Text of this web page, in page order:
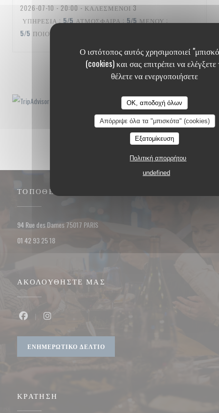
Ο ιστότοπος αυτός χρησιμοποιεί
(cookies) και σας επιτρέπει να ελέγξετε
θέλετε να ενεργοποιήσετε
OK, αποδοχή όλων
Απόρριψε όλα τα "μπισκότα" (cookies)
Εξατομίκευση
Πολιτική απορρήτου
undefined
2026-07-10- 20:00 - ΚΑΛΕΣΜΈΝΟΙ 3
ΥΠΗΡΕΣΊΑ: 5/5 ΑΤΜΌΣΦΑΙΡΑ: 5/5 ΜΕΝΟΎ:
5/5 ΠΟΙΌΤΗΤΑ / ΤΙΜΉ
1 2 3
ΤΟΠΟΘΕΣΊΑ
94 Rue des Dames 75017 PARIS((ανοίγει σε νέο παράθυρο))
01 42 93 25 18
ΑΚΟΛΟΥΘΉΣΤΕ ΜΑΣ
Facebook ((ανοίγει σε νέο παράθυρο))
ΕΝΗΜΕΡΩΤΙΚΌ ΔΕΛΤΊΟ
ΚΡΆΤΗΣΗ